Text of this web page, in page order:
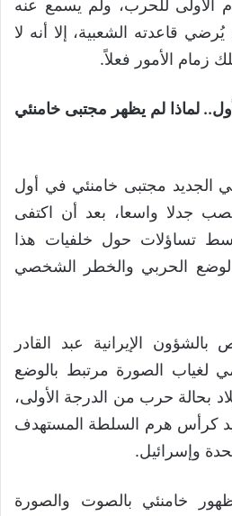
الأولى للحرب، ولم يسمع عنه
قاعدته الشعبية، إلا أنه لا
الأمور فعلاً.
لماذا لم يظهر مجتبى خامنئي
الجديد مجتبى خامنئي في أول
جدلا واسعا، بعد أن اكتفى
تساؤلات حول خلفيات هذا
الحربي والخطر الشخصي
الإيرانية عبد القادر
لغياب الصورة مرتبط بالوضع
بحالة حرب من الدرجة الأولى،
كرأس هرم السلطة المستهدف
وإسرائيل.
خامنئي بالصوت والصورة